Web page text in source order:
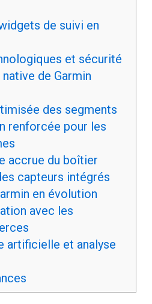
de suivi en
et sécurité
de Garmin
des segments
renforcée pour les
accrue du boîtier
capteurs intégrés
en évolution
avec les
artificielle et analyse